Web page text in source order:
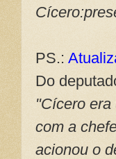
PS.:
Do
"Cícero era
com a
acionou o